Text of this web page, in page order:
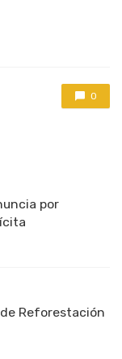
0
por
Reforestación